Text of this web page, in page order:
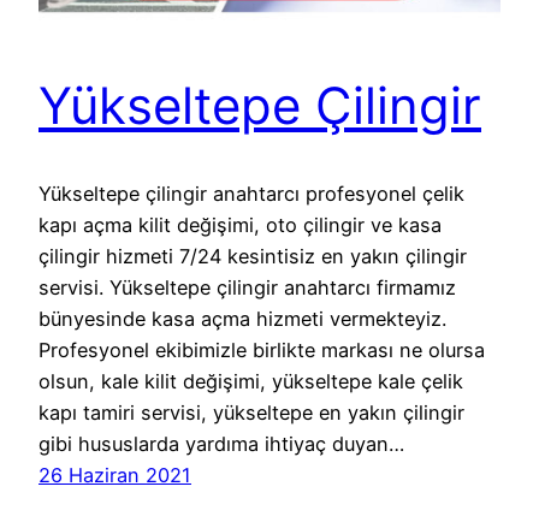
Yükseltepe Çilingir
Yükseltepe çilingir anahtarcı profesyonel çelik
kapı açma kilit değişimi, oto çilingir ve kasa
çilingir hizmeti 7/24 kesintisiz en yakın çilingir
servisi. Yükseltepe çilingir anahtarcı firmamız
bünyesinde kasa açma hizmeti vermekteyiz.
Profesyonel ekibimizle birlikte markası ne olursa
olsun, kale kilit değişimi, yükseltepe kale çelik
kapı tamiri servisi, yükseltepe en yakın çilingir
gibi hususlarda yardıma ihtiyaç duyan…
26 Haziran 2021